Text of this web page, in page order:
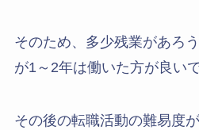
そのため、多少残業があろ
が1～2年は働いた方が良いで
その後の転職活動の難易度